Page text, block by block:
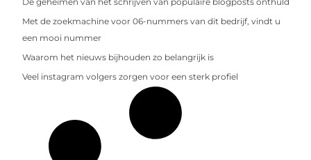
Met de zoekmachine voor 06-nummers van dit bedrijf, vindt u
een mooi nummer
Waarom het nieuws bijhouden zo belangrijk is
Veel instagram volgers zorgen voor een sterk profiel